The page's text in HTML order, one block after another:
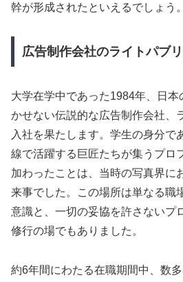
幹が形成されたといえるでしょう。
広告制作会社のライトパブ
大学在学中であった1984年、日本
かせない伝説的な広告制作会社、
入社を果たします。学生の身分で
線で活躍する巨匠たちが集うプロ
加わったことは、当時の写真界に
来事でした。この場所は単なる職
意識と、一切の妥協を許さないプ
修行の場でもありました。
約6年間にわたる在職期間中、数